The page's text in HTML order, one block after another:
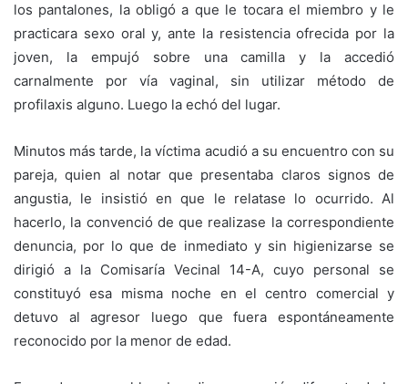
los pantalones, la obligó a que le tocara el miembro y le
practicara sexo oral y, ante la resistencia ofrecida por la
joven, la empujó sobre una camilla y la accedió
carnalmente por vía vaginal, sin utilizar método de
profilaxis alguno. Luego la echó del lugar.
Minutos más tarde, la víctima acudió a su encuentro con su
pareja, quien al notar que presentaba claros signos de
angustia, le insistió en que le relatase lo ocurrido. Al
hacerlo, la convenció de que realizase la correspondiente
denuncia, por lo que de inmediato y sin higienizarse se
dirigió a la Comisaría Vecinal 14-A, cuyo personal se
constituyó esa misma noche en el centro comercial y
detuvo al agresor luego que fuera espontáneamente
reconocido por la menor de edad.